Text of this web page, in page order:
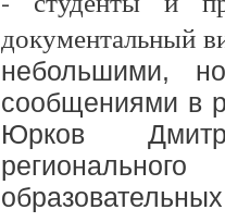
документальный
небольшими,
сообщениями в
Юрков